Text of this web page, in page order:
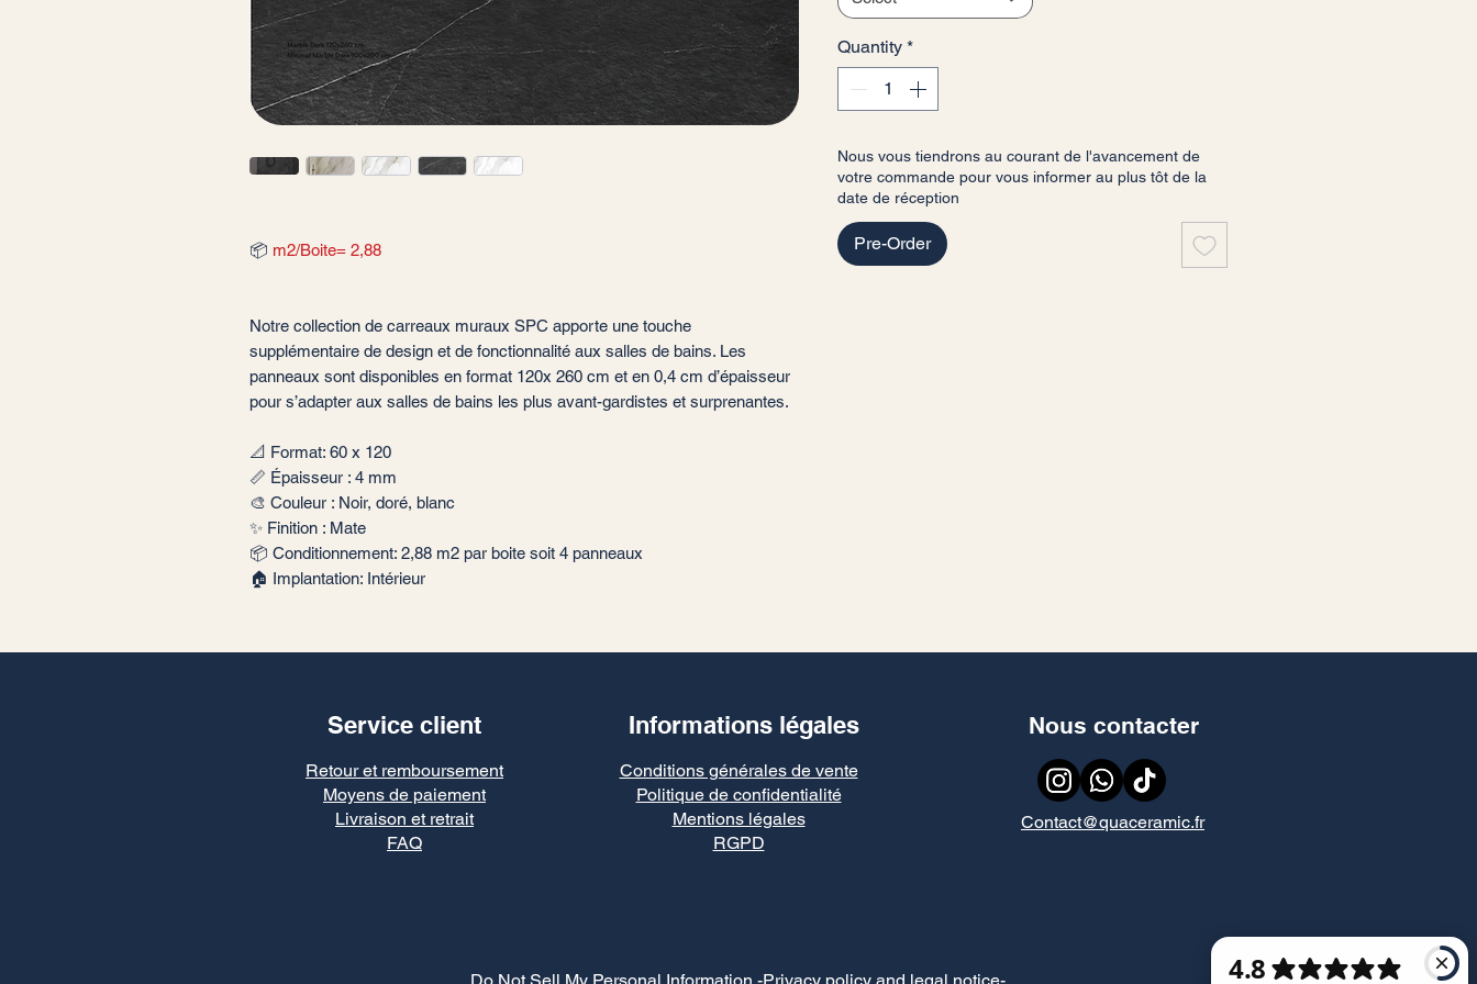
📦 m2/Boite= 2,88
Notre collection de carreaux muraux SPC apporte une touche
supplémentaire de design et de fonctionnalité aux salles de bains. Les
panneaux sont disponibles en format 120x 260 cm et en 0,4 cm d’épaisseur
pour s’adapter aux salles de bains les plus avant-gardistes et surprenantes.
📐 Format: 60 x 120
📏 Épaisseur : 4 mm
🎨 Couleur : Noir, doré, blanc
✨ Finition : Mate
📦 Conditionnement: 2,88 m2 par boite soit 4 panneaux
🏠 Implantation: Intérieur
Quantity *
Nous vous tiendrons au courant de l'avancement de
votre commande pour vous informer au plus tôt de la
date de réception
Pre-Order
Service client Informations légales
Retour et remboursement
Moyens de paiement
Livraison et retrait
FAQ
Conditions générales de vente
Politique de confidentialité
Mentions légales
RGPD
Nous contacter
Contact@quaceramic.fr